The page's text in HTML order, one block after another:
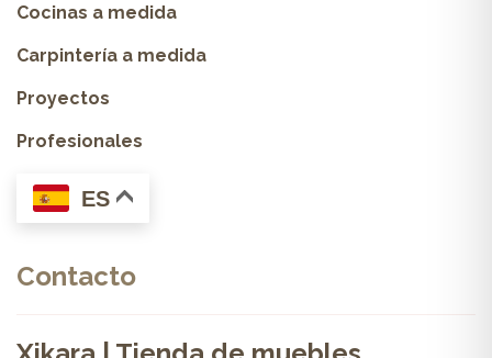
Cocinas a medida
Carpintería a medida
Proyectos
Profesionales
ES
Contacto